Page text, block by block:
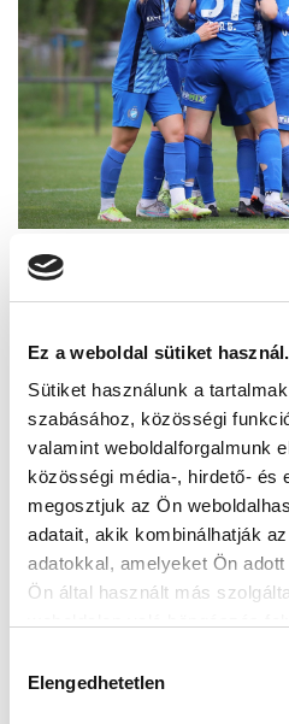
Ez a weboldal sütiket használ.
Sütiket használunk a
szabásához, közösségi
valamint weboldalforgalmunk
közösségi média-, hirdető- és
megosztjuk az Ön
adatait, akik kombinálhatják
adatokkal, amelyeket Ön
Ön által használt más
kiválasztása
Elengedhetetlen